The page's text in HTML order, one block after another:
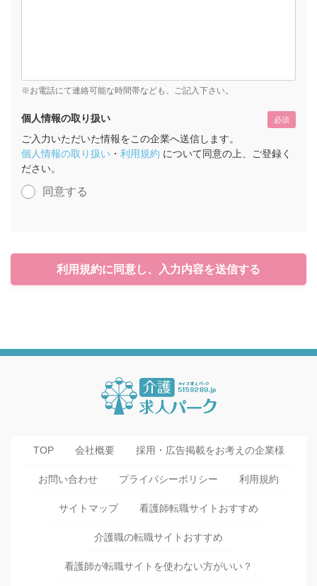
※お電話にて連絡可能な時間帯なども、ご記入下さい。
個人情報の取り扱い 必須
ご入力いただいた情報をこの企業へ送信します。
個人情報の取り扱い ・ 利用規約 について同意の上、ご登録く
ださい。
同意する
利用規約に同意し、入力内容を送信する
TOP 会社概要 採用・広告掲載をお考えの企業様
お問い合わせ プライバシーポリシー 利用規約
サイトマップ 看護師転職サイトおすすめ
介護職の転職サイトおすすめ
看護師が転職サイトを使わない方がいい？